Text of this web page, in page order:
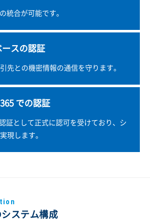
統合が可能です。
ースの認証
先との機密情報の通信を守ります。
での認証
証として正式に認可を受けており、シ
現します。
ステム構成